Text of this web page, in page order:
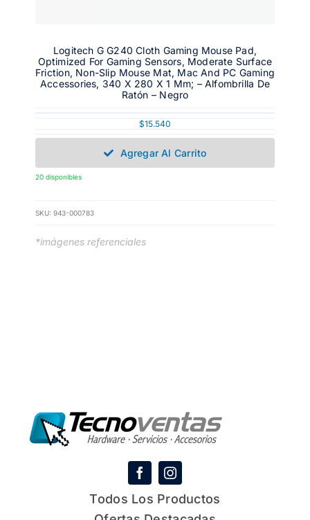
Logitech G G240 Cloth Gaming Mouse Pad,
Optimized For Gaming Sensors, Moderate Surface
Friction, Non-Slip Mouse Mat, Mac And PC Gaming
Accessories, 340 X 280 X 1 Mm; – Alfombrilla De
Ratón – Negro
$15.540
Agregar Al Carrito
20 disponibles
SKU: 943-000783
*imágenes referenciales
Todos Los Productos